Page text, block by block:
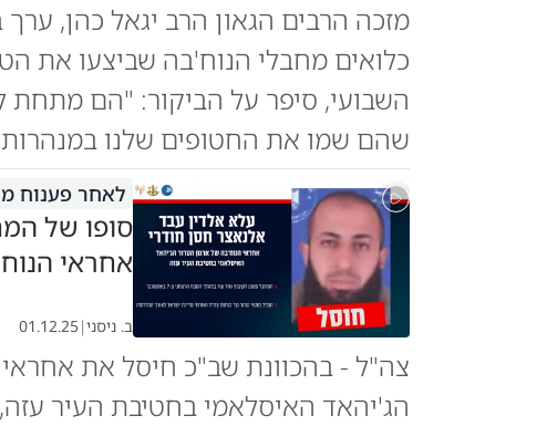
מזכה הרבים הגאון הרב יגאל כהן, ערך
כלואים מחבלי הנוח'בה שביצעו את
השבועי, סיפר על הביקור: "הם מתחת
שהם שמו את החטופים שלנו
לאחר פענוח
סופו של
אחראי
ב. ניסני|
01.12.25
צה"ל - בהכוונת שב"כ חיסל את
הג'יהאד האיסלאמי בחטיבת העיר